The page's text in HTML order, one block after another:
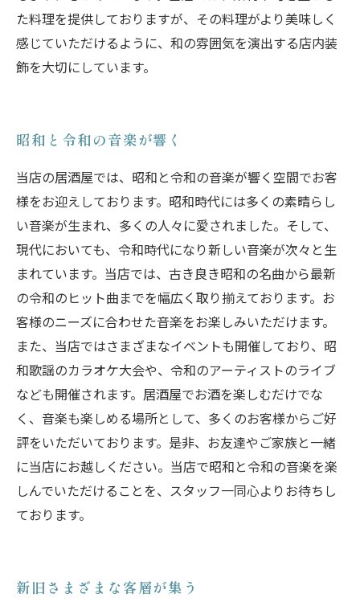
た料理を提供しておりますが、その料理がより美味しく
感じていただけるように、和の雰囲気を演出する店内装
飾を大切にしています。
昭和と令和の音楽が響く
当店の居酒屋では、昭和と令和の音楽が響く空間でお客
様をお迎えしております。昭和時代には多くの素晴らし
い音楽が生まれ、多くの人々に愛されました。そして、
現代においても、令和時代になり新しい音楽が次々と生
まれています。当店では、古き良き昭和の名曲から最新
の令和のヒット曲までを幅広く取り揃えております。お
客様のニーズに合わせた音楽をお楽しみいただけます。
また、当店ではさまざまなイベントも開催しており、昭
和歌謡のカラオケ大会や、令和のアーティストのライブ
なども開催されます。居酒屋でお酒を楽しむだけでな
く、音楽も楽しめる場所として、多くのお客様からご好
評をいただいております。是非、お友達やご家族と一緒
に当店にお越しください。当店で昭和と令和の音楽を楽
しんでいただけることを、スタッフ一同心よりお待ちし
ております。
新旧さまざまな客層が集う